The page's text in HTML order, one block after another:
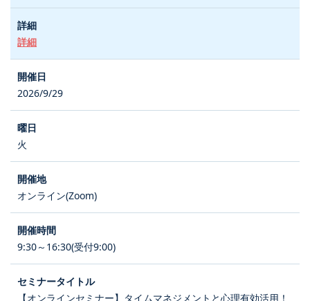
詳細
2026/9/29
火
オンライン(Zoom)
9:30～16:30(受付9:00)
【オンラインセミナー】タイムマネジメントと心理有効活用！